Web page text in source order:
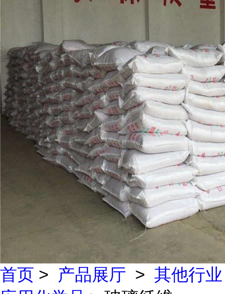
首页 > 产品展厅 > 其他行业